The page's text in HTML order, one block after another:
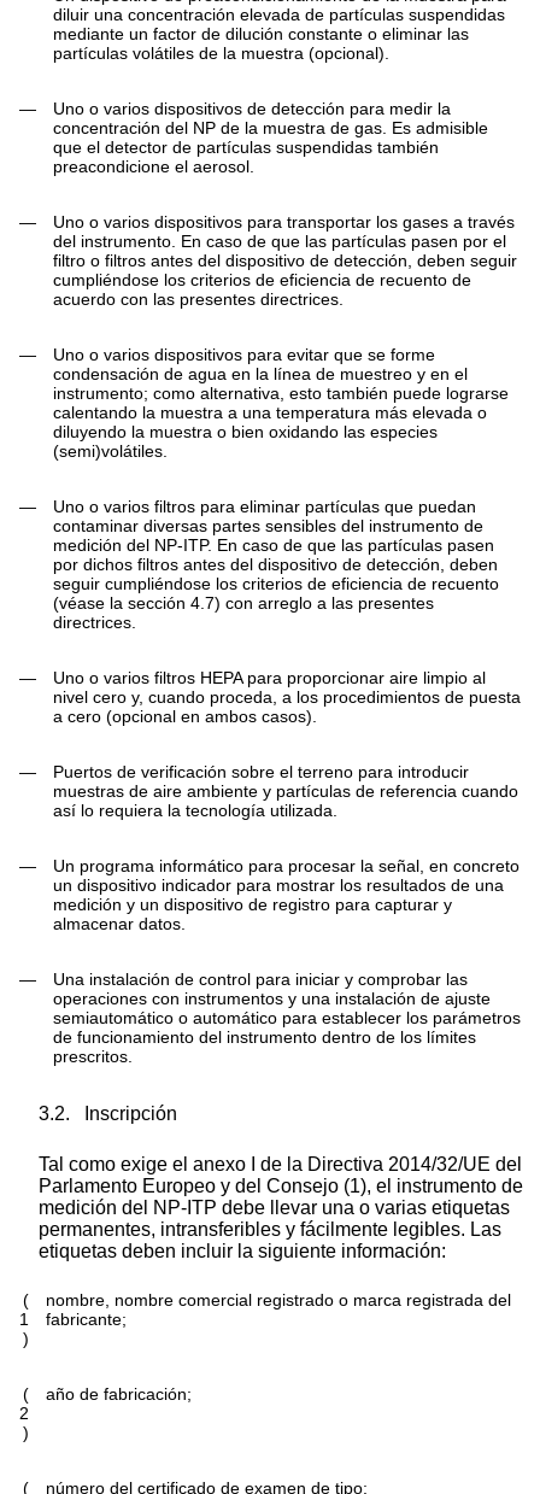
diluir una concentración elevada de partículas suspendidas
mediante un factor de dilución constante o eliminar las
partículas volátiles de la muestra (opcional).
—
Uno o varios dispositivos de detección para medir la
concentración del NP de la muestra de gas. Es admisible
que el detector de partículas suspendidas también
preacondicione el aerosol.
—
Uno o varios dispositivos para transportar los gases a través
del instrumento. En caso de que las partículas pasen por el
filtro o filtros antes del dispositivo de detección, deben seguir
cumpliéndose los criterios de eficiencia de recuento de
acuerdo con las presentes directrices.
—
Uno o varios dispositivos para evitar que se forme
condensación de agua en la línea de muestreo y en el
instrumento; como alternativa, esto también puede lograrse
calentando la muestra a una temperatura más elevada o
diluyendo la muestra o bien oxidando las especies
(semi)volátiles.
—
Uno o varios filtros para eliminar partículas que puedan
contaminar diversas partes sensibles del instrumento de
medición del NP-ITP. En caso de que las partículas pasen
por dichos filtros antes del dispositivo de detección, deben
seguir cumpliéndose los criterios de eficiencia de recuento
(véase la sección 4.7) con arreglo a las presentes
directrices.
—
Uno o varios filtros HEPA para proporcionar aire limpio al
nivel cero y, cuando proceda, a los procedimientos de puesta
a cero (opcional en ambos casos).
—
Puertos de verificación sobre el terreno para introducir
muestras de aire ambiente y partículas de referencia cuando
así lo requiera la tecnología utilizada.
—
Un programa informático para procesar la señal, en concreto
un dispositivo indicador para mostrar los resultados de una
medición y un dispositivo de registro para capturar y
almacenar datos.
—
Una instalación de control para iniciar y comprobar las
operaciones con instrumentos y una instalación de ajuste
semiautomático o automático para establecer los parámetros
de funcionamiento del instrumento dentro de los límites
prescritos.
3.2. Inscripción
Tal como exige el anexo I de la Directiva 2014/32/UE del
Parlamento Europeo y del Consejo (1), el instrumento de
medición del NP-ITP debe llevar una o varias etiquetas
permanentes, intransferibles y fácilmente legibles. Las
etiquetas deben incluir la siguiente información:
(
1
)
nombre, nombre comercial registrado o marca registrada del
fabricante;
(
2
)
año de fabricación;
( número del certificado de examen de tipo;